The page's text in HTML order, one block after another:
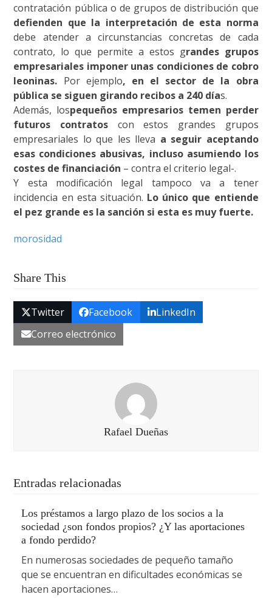
contratación pública o de grupos de distribución que
defienden que la interpretación de esta norma
debe atender a circunstancias concretas de cada
contrato, lo que permite a estos grandes grupos
empresariales imponer unas condiciones de cobro
leoninas. Por ejemplo, en el sector de la obra
pública se siguen girando recibos a 240 días.
Además, lospequeños empresarios temen perder
futuros contratos con estos grandes grupos
empresariales lo que les lleva a seguir aceptando
esas condiciones abusivas, incluso asumiendo los
costes de financiación – contra el criterio legal-.
Y esta modificación legal tampoco va a tener
incidencia en esta situación. Lo único que entiende
el pez grande es la sanción si esta es muy fuerte.
morosidad
Share This
Twitter Facebook
LinkedIn
Correo electrónico
Rafael Dueñas
Entradas relacionadas
Los préstamos a largo plazo de los socios a la
sociedad ¿son fondos propios? ¿Y las aportaciones
a fondo perdido?
En numerosas sociedades de pequeño tamaño
que se encuentran en dificultades económicas se
hacen aportaciones…